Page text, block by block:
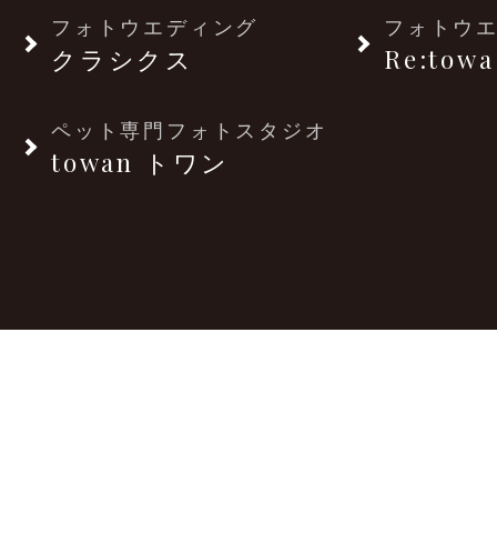
フォトウエディング
クラシクス
フォトウ
Re:towa
ペット専門フォトスタジオ
towan トワン